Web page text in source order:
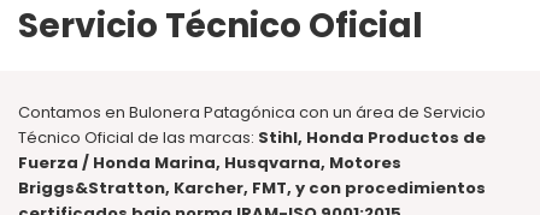
Servicio Técnico Oficial
Contamos en Bulonera Patagónica con un área de Servicio
Técnico Oficial de las marcas: Stihl, Honda Productos de
Fuerza / Honda Marina, Husqvarna, Motores
Briggs&Stratton, Karcher, FMT, y con procedimientos